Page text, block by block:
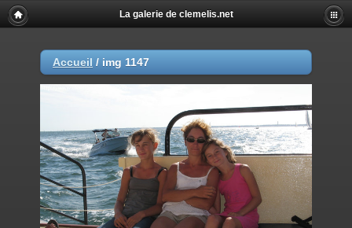
La galerie de clemelis.net
Accueil / img 1147